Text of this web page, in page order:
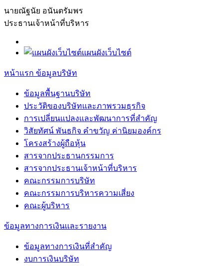
นายณัฐนัย อนันตรัมพร
ประธานเจ้าหน้าที่บริหาร
แผนผังเว็บไซต์
หน้าแรก ข้อมูลบริษัท
ข้อมูลพื้นฐานบริษัท
ประวัติของบริษัทและภาพรวมธุรกิจ
การเปลี่ยนแปลงและพัฒนาการที่สำคัญ
วิสัยทัศน์ พันธกิจ คำขวัญ ค่านิยมองค์กร
โครงสร้างผู้ถือหุ้น
สารจากประธานกรรมการ
สารจากประธานเจ้าหน้าที่บริหาร
คณะกรรมการบริษัท
คณะกรรมการบริหารความเสี่ยง
คณะผู้บริหาร
ข้อมูลทางการเงินเเละรายงาน
ข้อมูลทางการเงินที่สำคัญ
งบการเงินบริษัท